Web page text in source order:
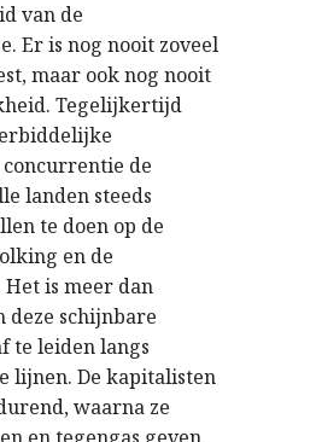
van de
Er is nog nooit zoveel
maar ook nog nooit
Tegelijkertijd
de
landen steeds
te doen op de
en de
is meer dan
schijnbare
te leiden langs
lijnen. De kapitalisten
waarna ze